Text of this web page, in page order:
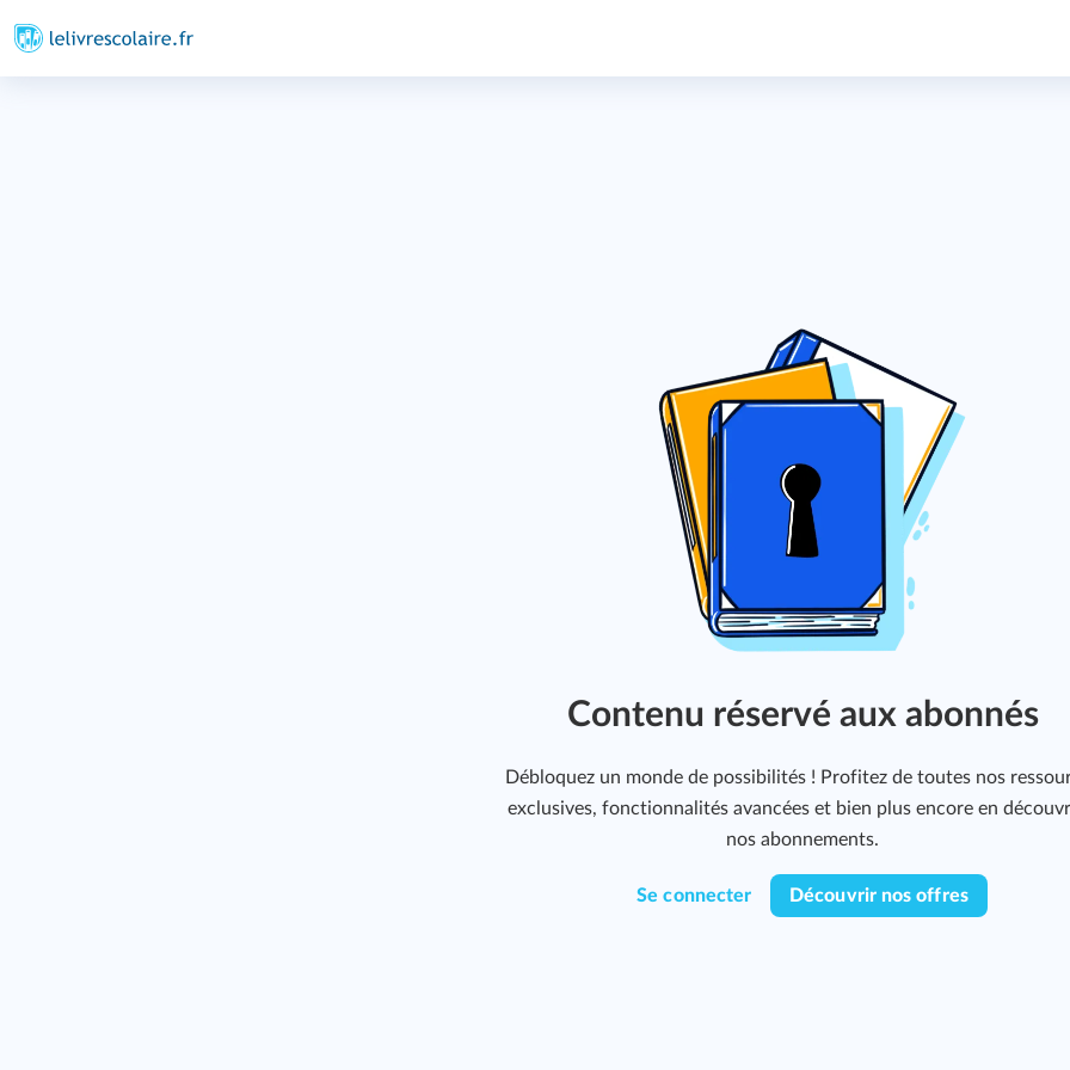
Contenu réservé aux abonnés
Débloquez un monde de possibilités ! Profitez de toutes nos
exclusives, fonctionnalités avancées et bien plus encore en
nos abonnements.
Se connecter Découvrir nos offres